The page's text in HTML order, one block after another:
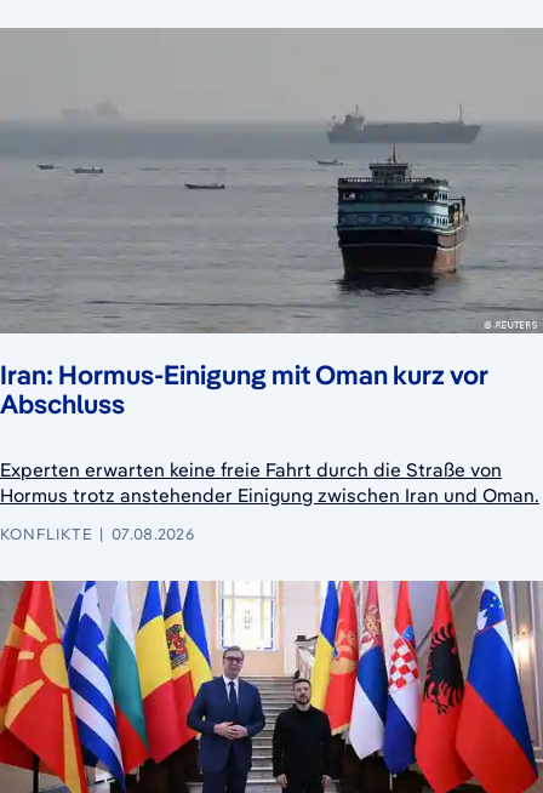
Iran: Hormus-Einigung mit Oman kurz vor
Abschluss
Experten erwarten keine freie Fahrt durch die Straße von
Hormus trotz anstehender Einigung zwischen Iran und Oman.
KONFLIKTE 07.08.2026